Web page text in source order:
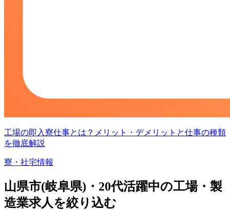
工場の即入寮仕事とは？メリット・デメリットと仕事の種類
を徹底解説
寮・社宅情報
山県市(岐阜県)・20代活躍中の工場・製
造業求人を絞り込む